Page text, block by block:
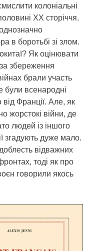
колоніальні
ХХ сторіччя.
в боротьбі зі злом.
Як оцінювати
збереження
брали участь
були всенародні
Франції. Але, як
жорстокі війни, де
людей із іншого
згадують дуже мало.
відважних
тоді як про
говорили якось